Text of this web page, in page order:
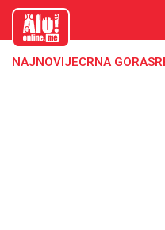
aloonline.
me
NAJNOVIJECRNA GORA